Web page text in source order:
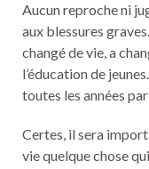
Aucun reproche ni
aux blessures
changé de vie, a
l’éducation de
toutes les années
Certes, il sera
vie quelque chose